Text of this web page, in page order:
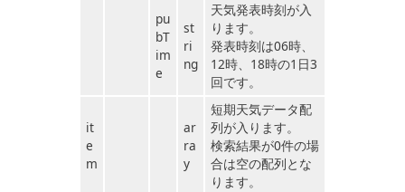
pu
bT
im
e
st
ri
ng
天気発表時刻が入
ります。
発表時刻は06時、
12時、18時の1日3
回です。
it
e
m
ar
ra
y
短期天気データ配
列が入ります。
検索結果が0件の場
合は空の配列とな
ります。